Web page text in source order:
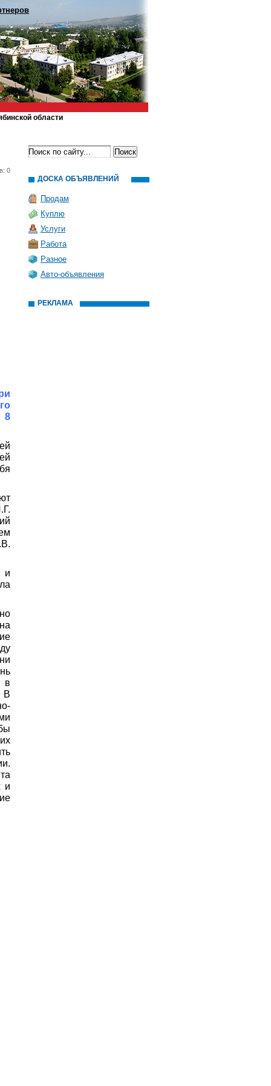
области
0
и
в
В
и
ДОСКА ОБЪЯВЛЕНИЙ
Продам
Куплю
Услуги
Работа
Разное
Авто-объявления
РЕКЛАМА